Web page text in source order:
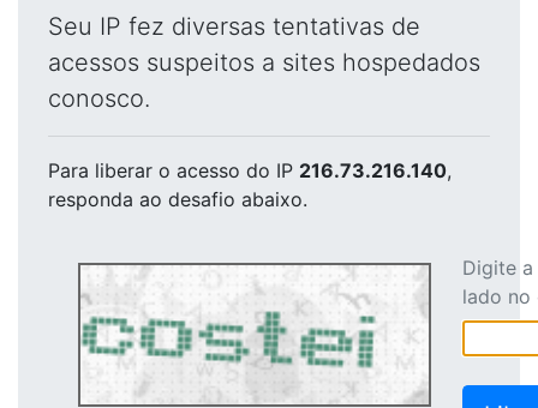
Seu IP fez diversas tentativas de
acessos suspeitos a sites hospedados
conosco.
Para liberar o acesso do IP 216.73.216.140,
responda ao desafio abaixo.
Digite
lado no